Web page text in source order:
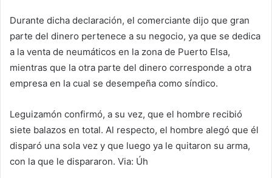
Durante dicha declaración, el comerciante dijo que gran
parte del dinero pertenece a su negocio, ya que se dedica
a la venta de neumáticos en la zona de Puerto Elsa,
mientras que la otra parte del dinero corresponde a otra
empresa en la cual se desempeña como síndico.
Leguizamón confirmó, a su vez, que el hombre recibió
siete balazos en total. Al respecto, el hombre alegó que él
disparó una sola vez y que luego ya le quitaron su arma,
con la que le dispararon. Via: Úh